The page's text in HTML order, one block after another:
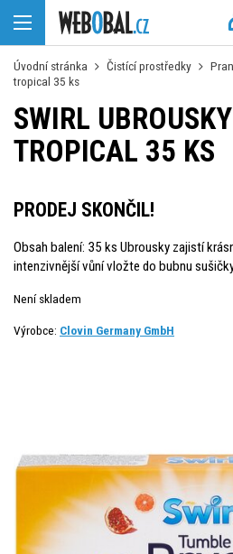
Úvodní stránka Čistící prostředky
tropical 35 ks
SWIRL
TROPICAL 35 KS
PRODEJ SKONČIL!
Obsah balení: 35 ks Ubrousky zajistí
intenzivnější vůní vložte do bubnu
Není skladem
Výrobce: Clovin Germany GmbH